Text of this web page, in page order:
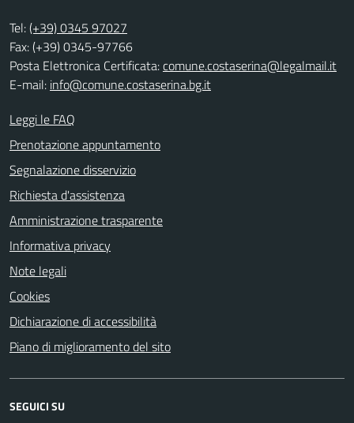
Tel:(+39) 0345 97027
Fax: (+39) 0345-97766
Posta Elettronica Certificata:comune.costaserina@legalmail.it
E-mail: info@comune.costaserina.bg.it
Leggi le FAQ
Prenotazione appuntamento
Segnalazione disservizio
Richiesta d'assistenza
Amministrazione trasparente
Informativa privacy
Note legali
Cookies
Dichiarazione di accessibilità
Piano di miglioramento del sito
SEGUICI SU